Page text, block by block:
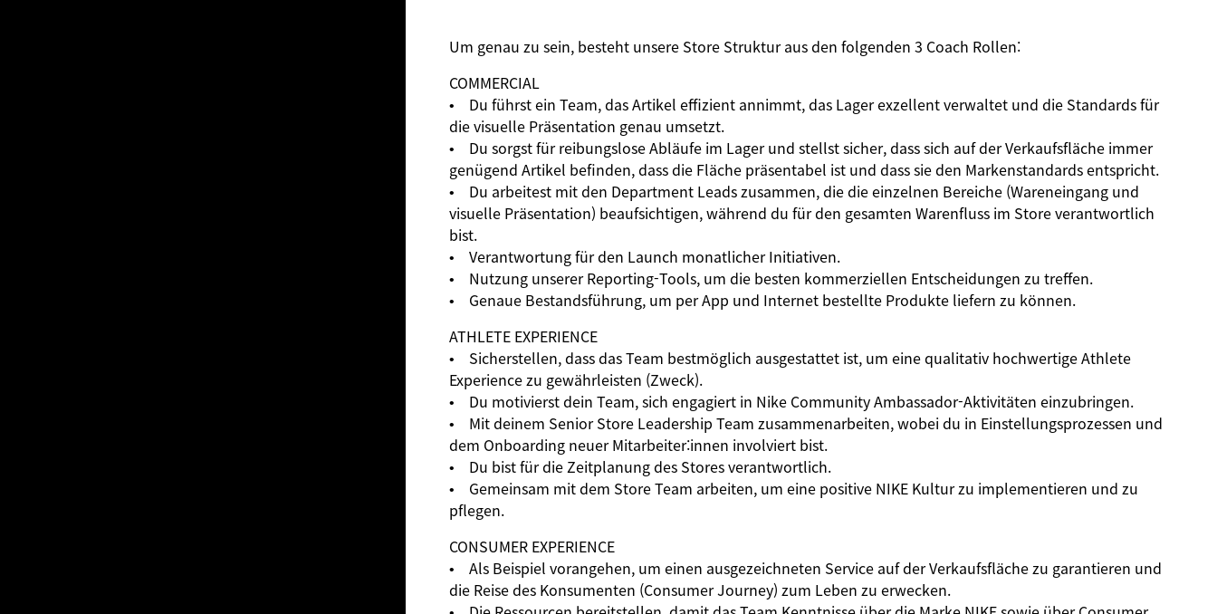
Um genau zu sein, besteht unsere Store Struktur aus den folgenden 3 Coach Rollen:
COMMERCIAL
• Du führst ein Team, das Artikel effizient annimmt, das Lager exzellent verwaltet und die Standards für
die visuelle Präsentation genau umsetzt.
• Du sorgst für reibungslose Abläufe im Lager und stellst sicher, dass sich auf der Verkaufsfläche immer
genügend Artikel befinden, dass die Fläche präsentabel ist und dass sie den Markenstandards entspricht.
• Du arbeitest mit den Department Leads zusammen, die die einzelnen Bereiche (Wareneingang und
visuelle Präsentation) beaufsichtigen, während du für den gesamten Warenfluss im Store verantwortlich
bist.
• Verantwortung für den Launch monatlicher Initiativen.
• Nutzung unserer Reporting-Tools, um die besten kommerziellen Entscheidungen zu treffen.
• Genaue Bestandsführung, um per App und Internet bestellte Produkte liefern zu können.
ATHLETE EXPERIENCE
• Sicherstellen, dass das Team bestmöglich ausgestattet ist, um eine qualitativ hochwertige Athlete
Experience zu gewährleisten (Zweck).
• Du motivierst dein Team, sich engagiert in Nike Community Ambassador-Aktivitäten einzubringen.
• Mit deinem Senior Store Leadership Team zusammenarbeiten, wobei du in Einstellungsprozessen und
dem Onboarding neuer Mitarbeiter:innen involviert bist.
• Du bist für die Zeitplanung des Stores verantwortlich.
• Gemeinsam mit dem Store Team arbeiten, um eine positive NIKE Kultur zu implementieren und zu
pflegen.
CONSUMER EXPERIENCE
• Als Beispiel vorangehen, um einen ausgezeichneten Service auf der Verkaufsfläche zu garantieren und
die Reise des Konsumenten (Consumer Journey) zum Leben zu erwecken.